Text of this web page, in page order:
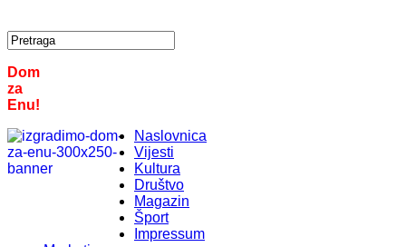
Dom
za
Enu!
Naslovnica
Vijesti
Kultura
Društvo
Magazin
Šport
Impressum